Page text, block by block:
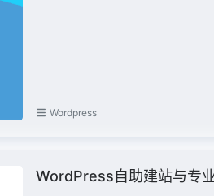
Wordpress
WordPress自助建站与专